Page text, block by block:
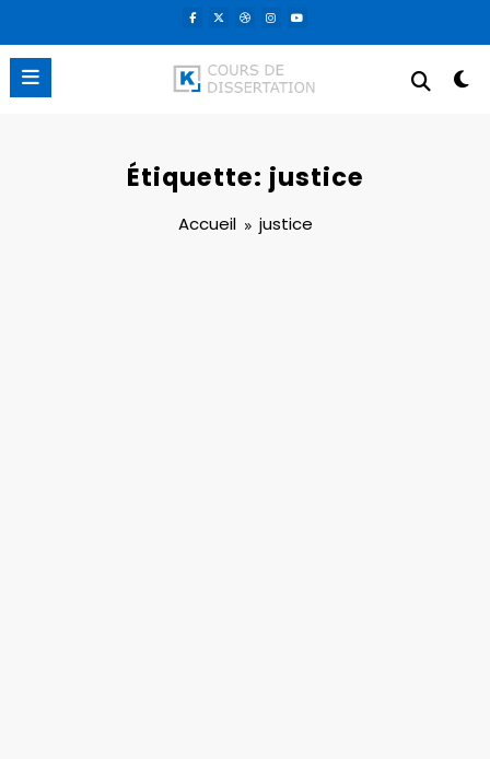
contenu
Étiquette: justice
Accueil justice